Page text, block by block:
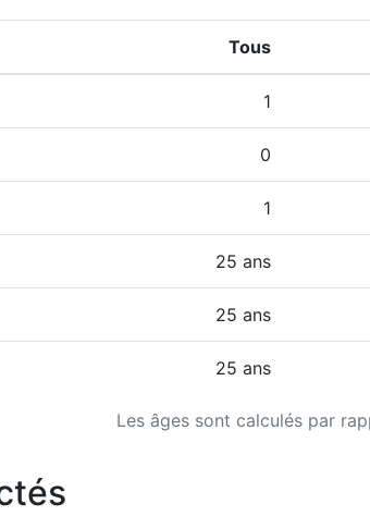
Les âges sont calculés par
Tous
1
0
1
25 ans
25 ans
25 ans